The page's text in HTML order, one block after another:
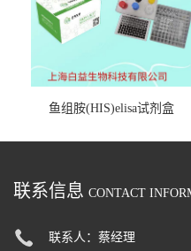
鱼组胺(HIS)elisa试剂盒
联系信息 CONTACT
联系人：蔡经理